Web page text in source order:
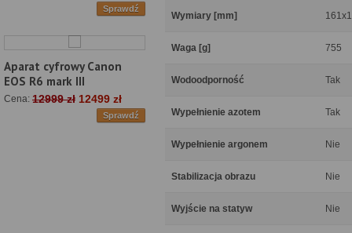
Sprawdź
Aparat cyfrowy Canon
EOS R6 mark III
Cena: 12999 zł 12499 zł
Sprawdź
Wymiary [mm]
Waga [g] 755
Wodoodporność Tak
Wypełnienie azotem Tak
Wypełnienie argonem Nie
Stabilizacja obrazu Nie
Wyjście na statyw Nie